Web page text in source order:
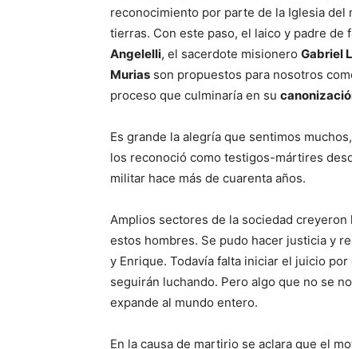
reconocimiento por parte de la Iglesia
tierras. Con este paso, el laico y padre de
Angelelli, el sacerdote misionero Gabriel
Murias son propuestos para nosotros
proceso que culminaría en su
Es grande la alegría que sentimos
los reconoció como testigos-mártires
militar hace más de cuarenta años.
Amplios sectores de la sociedad
estos hombres. Se pudo hacer justicia y
y Enrique. Todavía falta iniciar el juicio
seguirán luchando. Pero algo que no se
expande al mundo entero.
En la causa de martirio se aclara que el